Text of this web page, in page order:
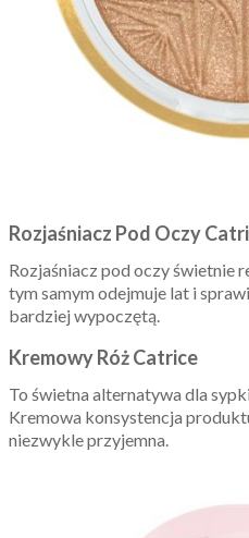
Rozjaśniacz Pod Oczy
Rozjaśniacz pod oczy świetnie
tym samym odejmuje lat i
bardziej wypoczętą.
Kremowy Róż Catrice
To świetna alternatywa dla
Kremowa konsystencja
niezwykle przyjemna.